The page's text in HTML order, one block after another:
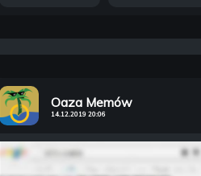
Oaza Memów
14.12.2019 20:06